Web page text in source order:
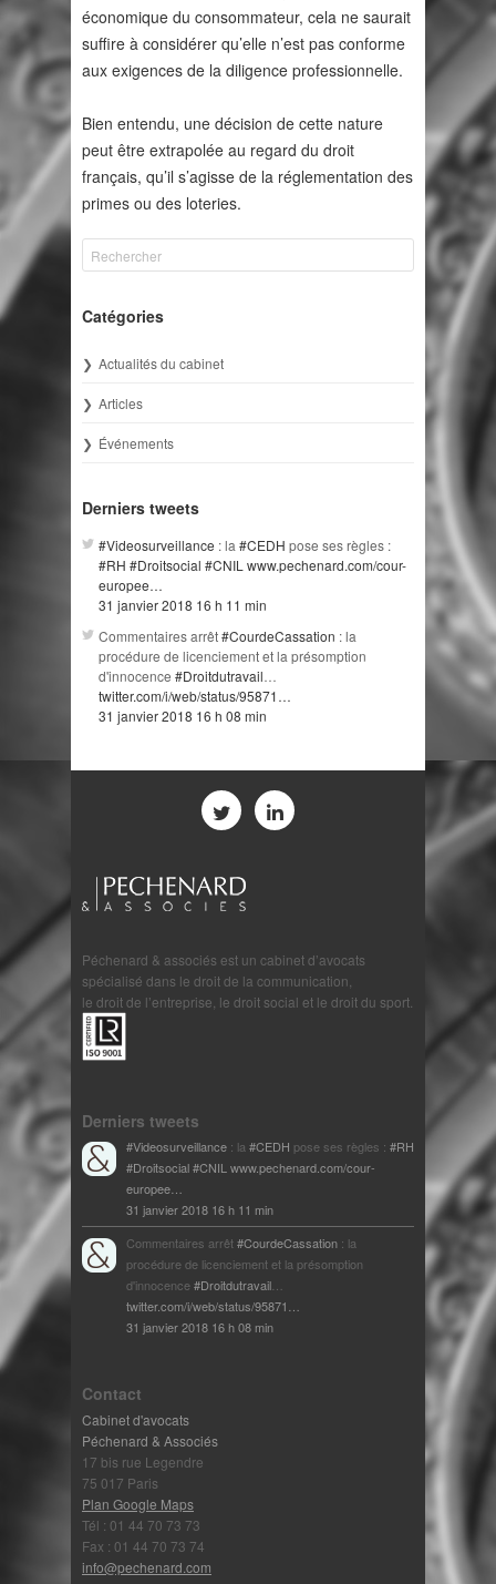
économique du consommateur, cela ne saurait
suffire à considérer qu’elle n’est pas conforme
aux exigences de la diligence professionnelle.
Bien entendu, une décision de cette nature
peut être extrapolée au regard du droit
français, qu’il s’agisse de la réglementation des
primes ou des loteries.
Catégories
Actualités du cabinet
Articles
Événements
Derniers tweets
#Videosurveillance : la #CEDH pose ses règles :
#RH #Droitsocial #CNIL www.pechenard.com/cour-
europee…
31 janvier 2018 16 h 11 min
Commentaires arrêt#CourdeCassation : la
procédure de licenciement et la présomption
d'innocence #Droitdutravail
twitter.com/i/web/status/95871…
31 janvier 2018 16 h 08 min
Péchenard & associés est un cabinet d’avocats
spécialisé dans le droit de la communication,
le droit de l’entreprise, le droit social et le droit du sport.
Derniers tweets
#Videosurveillance : la#CEDH pose ses règles : #RH
#Droitsocial#CNILwww.pechenard.com/cour-
europee…
31 janvier 2018 16 h 11 min
Commentaires arrêt#CourdeCassation : la
procédure de licenciement et la présomption
d'innocence#Droitdutravail…
twitter.com/i/web/status/95871…
31 janvier 2018 16 h 08 min
Contact
Cabinet d'avocats
Péchenard & Associés
17 bis rue Legendre
75 017 Paris
Plan Google Maps
Tél : 01 44 70 73 73
Fax : 01 44 70 73 74
info@pechenard.com